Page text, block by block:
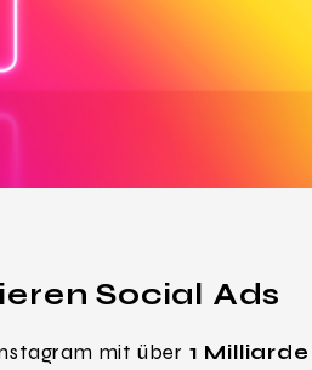
Social Ads
mit über 1 Milliarde